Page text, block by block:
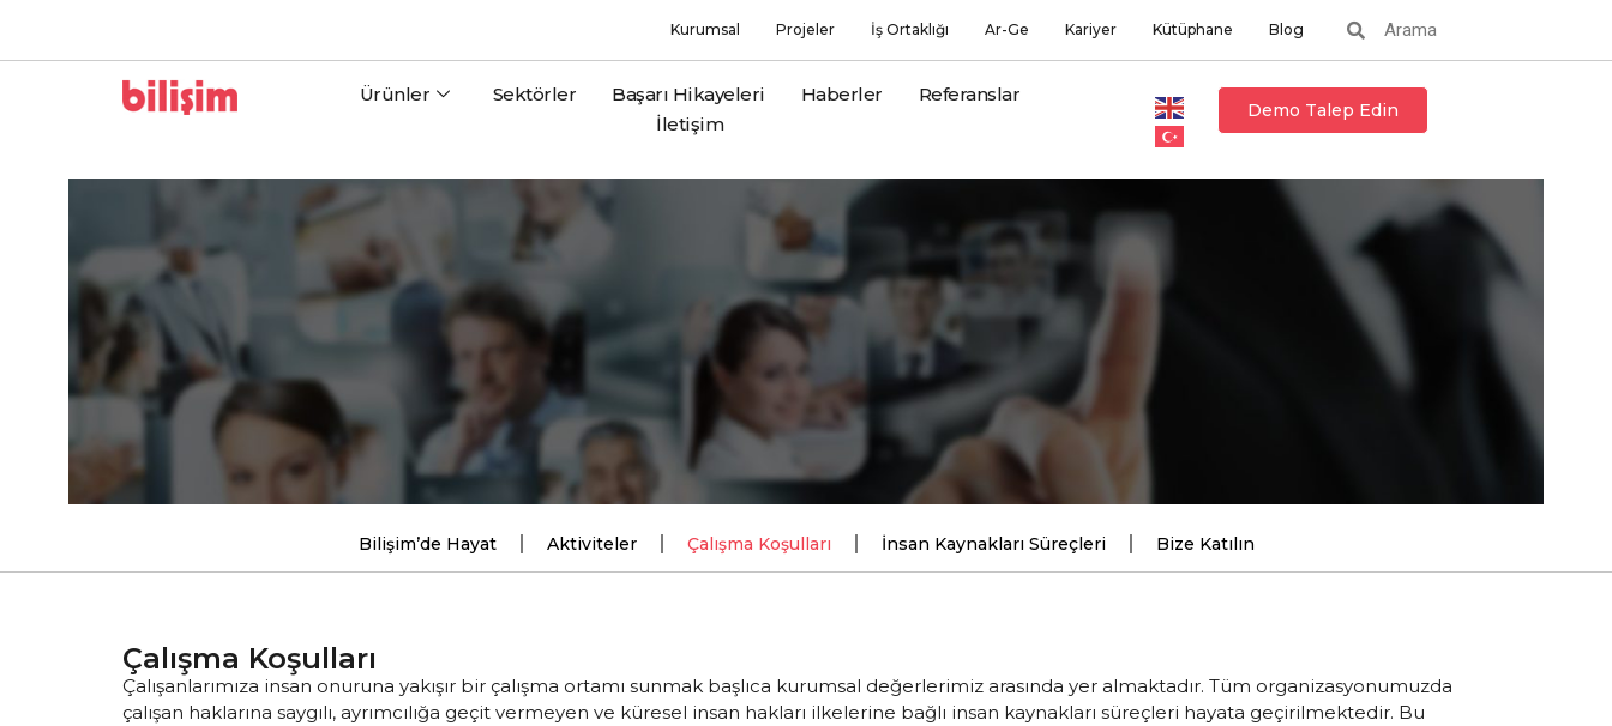
Kurumsal Projeler İş Ortaklığı Ar-Ge Kariyer Kütüphane Blog
Ürünler Sektörler Başarı Hikayeleri Haberler
Referanslar
İletişim
Demo Talep Edin
Bilişim’de Hayat Aktiviteler Çalışma Koşulları İnsan Kaynakları Süreçleri Bize Katılın
Çalışma Koşulları
Çalışanlarımıza insan onuruna yakışır bir çalışma ortamı sunmak başlıca kurumsal değerlerimiz arasında yer almaktadır. Tüm organizasyonumuzda
çalışan haklarına saygılı, ayrımcılığa geçit vermeyen ve küresel insan hakları ilkelerine bağlı insan kaynakları süreçleri hayata geçirilmektedir. Bu